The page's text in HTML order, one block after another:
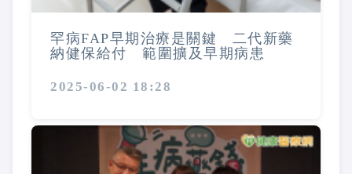
罕病FAP早期治療是關鍵 二代新藥
納健保給付 範圍擴及早期病患
2025-06-02 18:28